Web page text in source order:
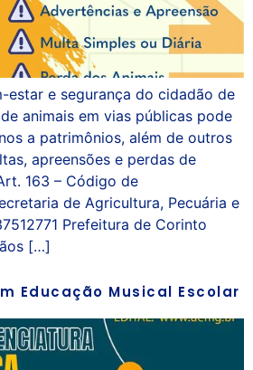
estar e segurança do cidadão de
animais em vias públicas pode
a patrimônios, além de outros
apreensões e perdas de
163 – Código de
de Agricultura, Pecuária e
Prefeitura de Corinto
[…]
Educação Musical Escolar